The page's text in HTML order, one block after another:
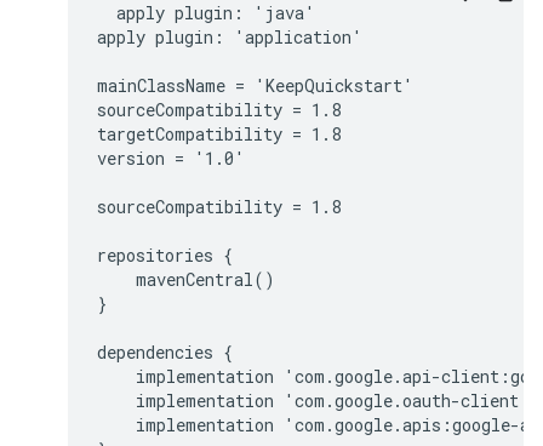
  apply plugin: 'java'
apply plugin: 'application'
mainClassName = 'KeepQuickstart'
sourceCompatibility = 1.8
targetCompatibility = 1.8
version = '1.0'
sourceCompatibility = 1.8
repositories {
    mavenCentral()
}
dependencies {
implementation 'com.google.api-
implementation 'com.google.oauth-
implementation 'com.google.apis:google-